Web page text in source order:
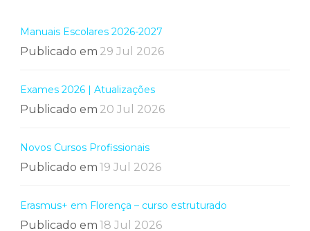
Manuais Escolares 2026-2027
Publicado em 29 Jul 2026
Exames 2026 | Atualizações
Publicado em 20 Jul 2026
Novos Cursos Profissionais
Publicado em 19 Jul 2026
Erasmus+ em Florença – curso estruturado
Publicado em 18 Jul 2026